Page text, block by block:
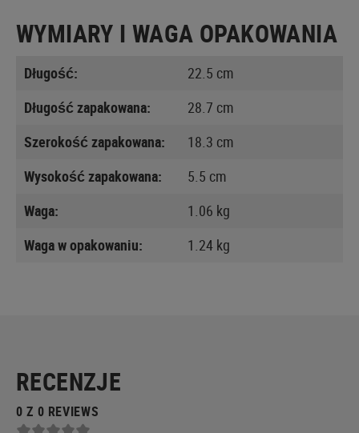
WYMIARY I WAGA OPAKOWANIA
Długość:
22.5 cm
Długość zapakowana:
28.7 cm
Szerokość zapakowana:
18.3 cm
Wysokość zapakowana:
5.5 cm
Waga:
1.06 kg
Waga w opakowaniu:
1.24 kg
RECENZJE
0 Z 0 REVIEWS